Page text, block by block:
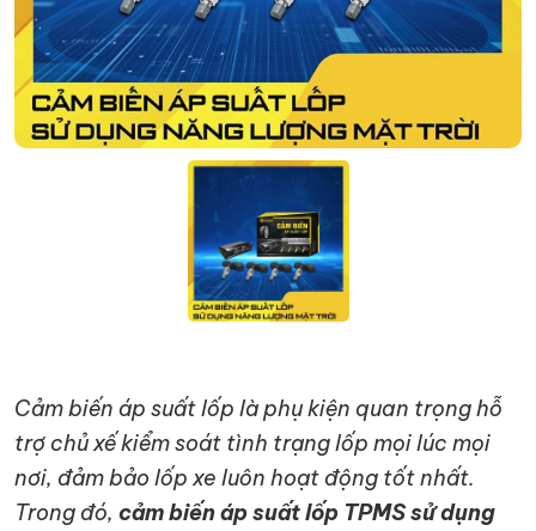
Cảm biến áp suất lốp là phụ kiện quan trọng hỗ
trợ chủ xế kiểm soát tình trạng lốp mọi lúc mọi
nơi, đảm bảo lốp xe luôn hoạt động tốt nhất.
Trong đó, cảm biến áp suất lốp TPMS sử dụng